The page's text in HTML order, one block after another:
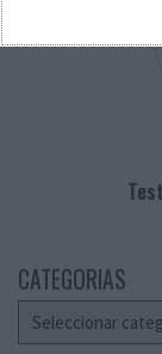
CATEGORIAS
Categorias